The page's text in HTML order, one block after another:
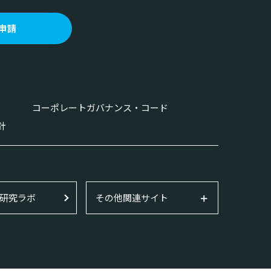
請
コーポレートガバナンス・コード
究ラボ その他関連サイト